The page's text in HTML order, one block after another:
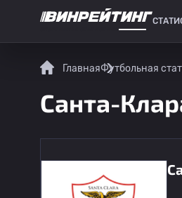
ГлавнаяФутбольная
Санта-